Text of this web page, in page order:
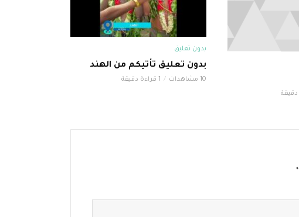
بدون تعليق
بدون تعليق تأتيكم من الهند
10 مشاهدات 1 قراءة دقيقة
*